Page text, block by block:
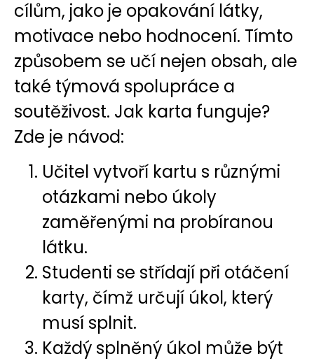
cílům, jako je opakování látky,
motivace nebo hodnocení. Tímto
způsobem se učí nejen obsah, ale
také týmová spolupráce a
soutěživost. Jak karta funguje?
Zde je návod:
Učitel vytvoří kartu s různými
otázkami nebo úkoly
zaměřenými na probíranou
látku.
Studenti se střídají při otáčení
karty, čímž určují úkol, který
musí splnit.
Každý splněný úkol může být